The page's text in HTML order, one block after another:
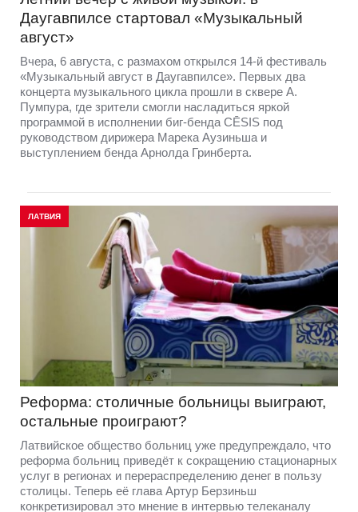
Даугавпилсе стартовал «Музыкальный
август»
Вчера, 6 августа, с размахом открылся 14-й фестиваль
«Музыкальный август в Даугавпилсе». Первых два
концерта музыкального цикла прошли в сквере А.
Пумпура, где зрители смогли насладиться яркой
программой в исполнении биг-бенда CĒSIS под
руководством дирижера Марека Аузиньша и
выступлением бенда Арнолда Гринберта.
ЛАТВИЯ
Реформа: столичные больницы выиграют,
остальные проиграют?
Латвийское общество больниц уже предупреждало, что
реформа больниц приведёт к сокращению стационарных
услуг в регионах и перераспределению денег в пользу
столицы. Теперь её глава Артур Берзиньш
конкретизировал это мнение в интервью телеканалу